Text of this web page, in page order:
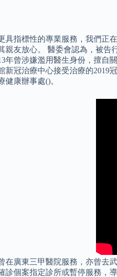
具指標性的專業服務，我們正
親友放心。 醫委會認為，被告
年曾涉嫌濫用醫生身份，擅自
新冠治療中心接受治療的
康辦事處()。
在廣東三甲醫院服務，亦曾去
診個案指定診所或暫停服務，